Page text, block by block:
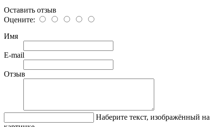
Оставить отзыв
Оцените:
Имя
E-mail
Отзыв
Наберите текст, изображённый на